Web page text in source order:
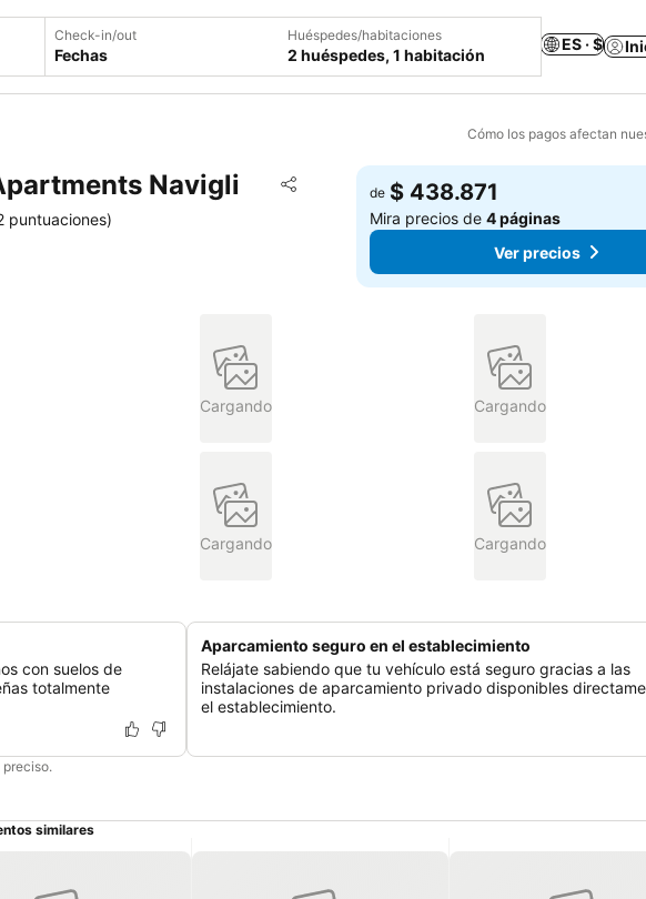
Check-in/out
Fechas
Huéspedes/habitaciones
2 huéspedes, 1 habitación
ES · $
Cómo los pagos afectan
Navigli Compartir
Agregar a favoritos
puntuaciones)
de $ 438.871
Mira precios de4 páginas
Ver precios
Cargando Cargando
Cargando Cargando
con suelos de
totalmente
Aparcamiento seguro en el establecimiento
Relájate sabiendo que tu vehículo está seguro gracias a las
instalaciones de aparcamiento privado disponibles
el establecimiento.
preciso.
similares